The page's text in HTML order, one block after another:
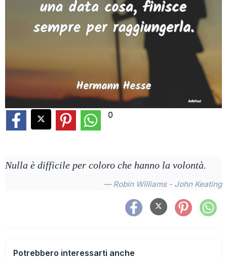
0
Nulla è difficile per coloro che hanno la volontà.
— Robin Williams - John Keating
Potrebbero interessarti anche